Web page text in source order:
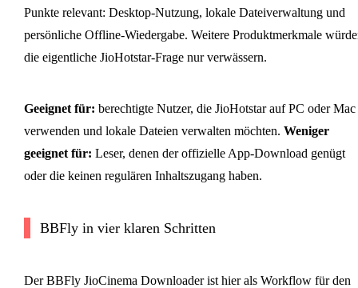
Punkte relevant: Desktop-Nutzung, lokale Dateiverwaltung und
persönliche Offline-Wiedergabe. Weitere Produktmerkmale
die eigentliche JioHotstar-Frage nur verwässern.
Geeignet für: berechtigte Nutzer, die JioHotstar auf PC oder Mac
verwenden und lokale Dateien verwalten möchten. Weniger
geeignet für: Leser, denen der offizielle App-Download genügt
oder die keinen regulären Inhaltszugang haben.
BBFly in vier klaren Schritten
Der BBFly JioCinema Downloader ist hier als Workflow für den